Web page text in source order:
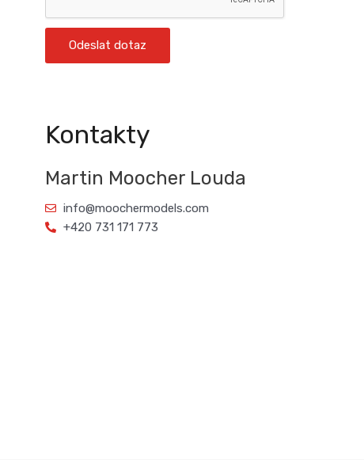
Odeslat dotaz
Kontakty
Martin Moocher Louda
info@moochermodels.com
+420 731 171 773